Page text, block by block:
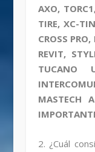
AXO,
TIRE, XC-
CROSS
REVIT,
TUCANO
MASTECH
2. ¿Cuál